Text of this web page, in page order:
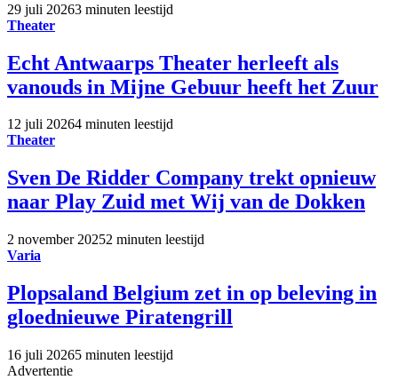
29 juli 20263 minuten leestijd
Theater
Echt Antwaarps Theater herleeft als
vanouds in Mijne Gebuur heeft het Zuur
12 juli 20264 minuten leestijd
Theater
Sven De Ridder Company trekt opnieuw
naar Play Zuid met Wij van de Dokken
2 november 20252 minuten leestijd
Varia
Plopsaland Belgium zet in op beleving in
gloednieuwe Piratengrill
16 juli 20265 minuten leestijd
Advertentie